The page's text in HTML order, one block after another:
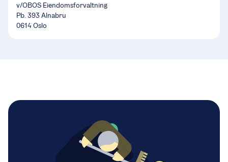
v/OBOS Eiendomsforvaltning
Pb. 393 Alnabru
0614 Oslo